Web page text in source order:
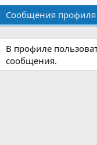
Сообщения профиля
В профиле
сообщения.